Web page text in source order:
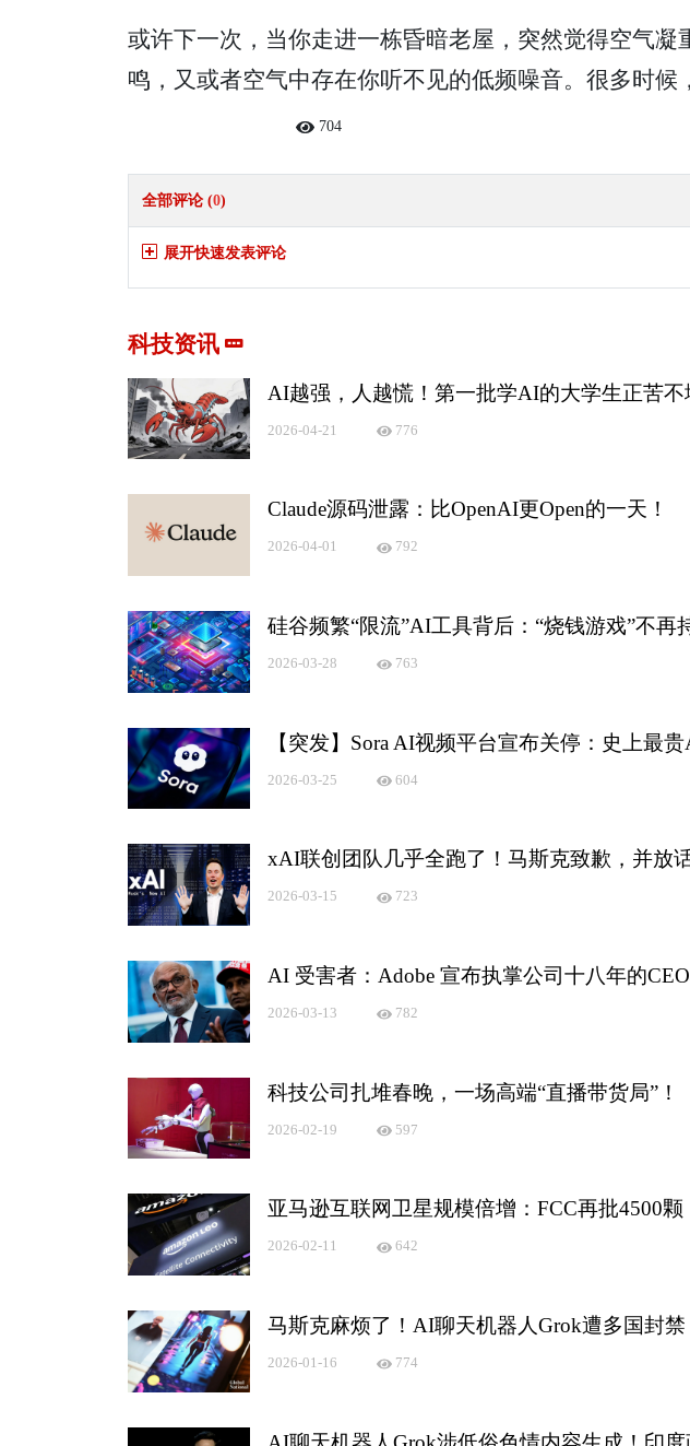
或许下一次，当你走进一栋昏暗老屋，突然觉得空气
鸣，又或者空气中存在你听不见的低频噪音。很多时
704
全部评论 (0)
展开快速发表评论
科技资讯
AI越强，人越慌！第一批学AI的大学生正苦不
2026-04-21 776
Claude源码泄露：比OpenAI更Open的一天！
2026-04-01 792
硅谷频繁“限流”AI工具背后：“烧钱游戏”不再
2026-03-28 763
【突发】Sora AI视频平台宣布关停：史上最
2026-03-25 604
xAI联创团队几乎全跑了！马斯克致歉，并放
2026-03-15 723
AI 受害者：Adobe 宣布执掌公司十八年的
2026-03-13 782
科技公司扎堆春晚，一场高端“直播带货局”！
2026-02-19 597
亚马逊互联网卫星规模倍增：FCC再批4500颗
2026-02-11 642
马斯克麻烦了！AI聊天机器人Grok遭多国封禁
2026-01-16 774